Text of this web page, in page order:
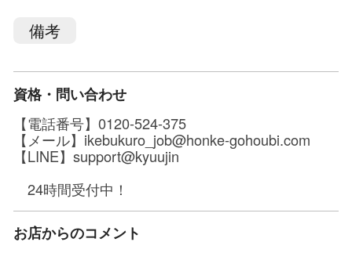
備考
資格・問い合わせ
【電話番号】0120-524-375
【メール】ikebukuro_job@honke-gohoubi.com
【LINE】support@kyuujin
24時間受付中！
お店からのコメント